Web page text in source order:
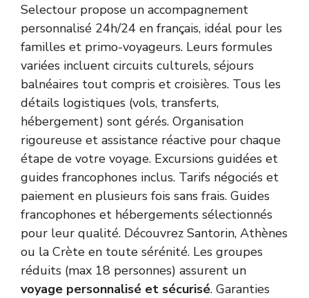
Selectour propose un accompagnement
personnalisé 24h/24 en français, idéal pour les
familles et primo-voyageurs. Leurs formules
variées incluent circuits culturels, séjours
balnéaires tout compris et croisières. Tous les
détails logistiques (vols, transferts,
hébergement) sont gérés. Organisation
rigoureuse et assistance réactive pour chaque
étape de votre voyage. Excursions guidées et
guides francophones inclus. Tarifs négociés et
paiement en plusieurs fois sans frais. Guides
francophones et hébergements sélectionnés
pour leur qualité. Découvrez Santorin, Athènes
ou la Crète en toute sérénité. Les groupes
réduits (max 18 personnes) assurent un
voyage personnalisé et sécurisé. Garanties